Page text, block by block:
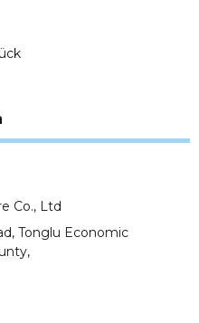
Co., Ltd
Tonglu Economic